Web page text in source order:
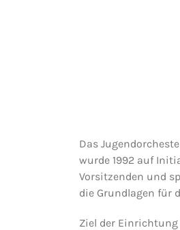
Das
wurde 1992 auf
Vorsitzenden und
die Grundlagen für
Ziel der